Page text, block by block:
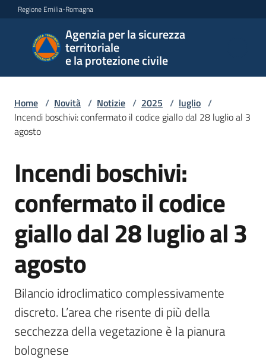
Vai al contenuto
Vai alla navigazione
Vai al footer
Regione Emilia-Romagna
Agenzia per la sicurezza
territoriale
e la protezione civile
Agenzia
per la
sicurezza
e la
protezione
Argomenti
Novità
Servizi
Leggi
Atti
Bandi
Home / Novità / Notizie / 2025 / luglio /
Incendi boschivi: confermato il codice giallo dal 28 luglio al 3
agosto
Salta al contenuto
Incendi boschivi:
confermato il codice
giallo dal 28 luglio al 3
agosto
Bilancio idroclimatico complessivamente
discreto. L’area che risente di più della
secchezza della vegetazione è la pianura
bolognese